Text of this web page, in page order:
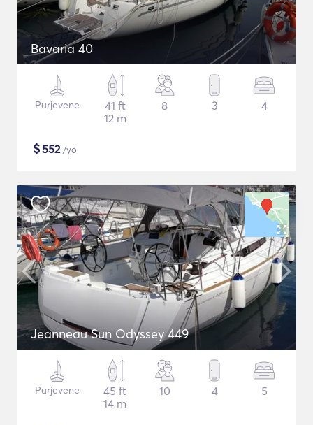
Bavaria 40
Purjevene
41 ft
12 m
8 3 4
$552/yö
Jeanneau Sun Odyssey 449
Purjevene
45 ft
14 m
10 4 5